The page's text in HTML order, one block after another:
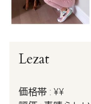
Lezat
価格帯 : ¥¥